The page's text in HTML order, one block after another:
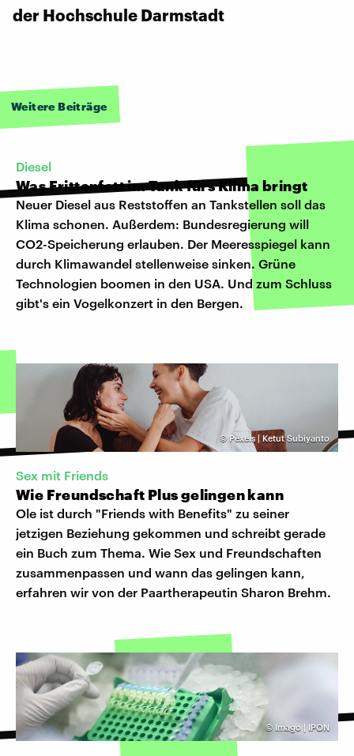
der Hochschule Darmstadt
Weitere Beiträge
Diesel
Was Frittenfett im Tank fürs Klima bringt
Neuer Diesel aus Reststoffen an Tankstellen soll das
Klima schonen. Außerdem: Bundesregierung will
CO2-Speicherung erlauben. Der Meeresspiegel kann
durch Klimawandel stellenweise sinken. Grüne
Technologien boomen in den USA. Und zum Schluss
gibt's ein Vogelkonzert in den Bergen.
© Pexels | Ketut Subiyanto
Sex mit Friends
Wie Freundschaft Plus gelingen kann
Ole ist durch "Friends with Benefits" zu seiner
jetzigen Beziehung gekommen und schreibt gerade
ein Buch zum Thema. Wie Sex und Freundschaften
zusammenpassen und wann das gelingen kann,
erfahren wir von der Paartherapeutin Sharon Brehm.
© Imago | IPON